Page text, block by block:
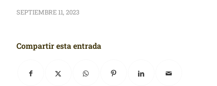
SEPTIEMBRE 11, 2023
Compartir esta entrada